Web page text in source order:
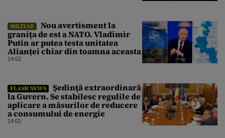
MILITAR
Nou avertisment la
granița de est a NATO. Vladimir
Putin ar putea testa unitatea
Alianței chiar din toamna aceasta
14:02
FLASH NEWS
Şedinţă extraordinară
la Guvern. Se stabilesc regulile de
aplicare a măsurilor de reducere
a consumului de energie
14:01